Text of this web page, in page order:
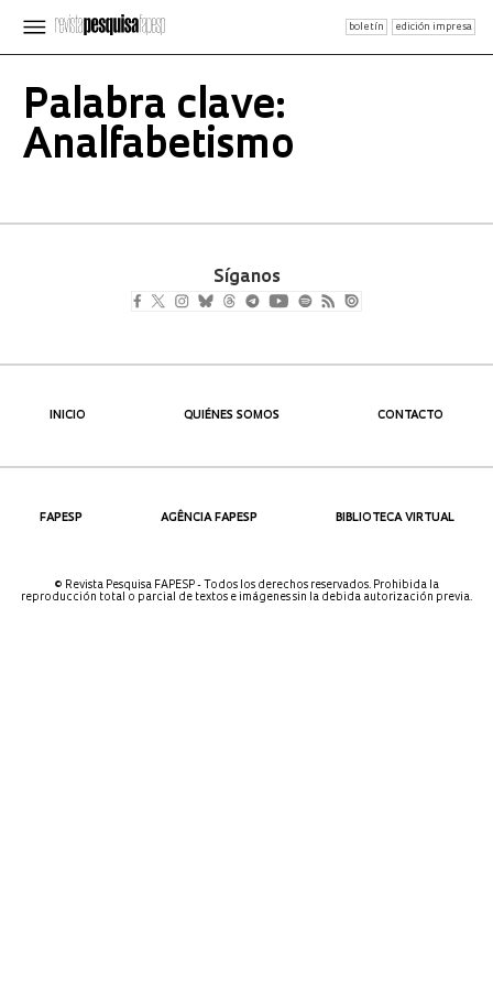
boletín edición impresa
Palabra clave:
Analfabetismo
Síganos
INICIO QUIÉNES SOMOS CONTACTO
FAPESP AGÊNCIA FAPESP BIBLIOTECA VIRTUAL
© Revista Pesquisa FAPESP - Todos los derechos reservados. Prohibida la
reproducción total o parcial de textos e imágenes sin la debida autorización previa.